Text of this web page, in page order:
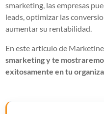
smarketing, las empresas
leads, optimizar las
aumentar su rentabilidad.
En este artículo de
smarketing y te
exitosamente en tu